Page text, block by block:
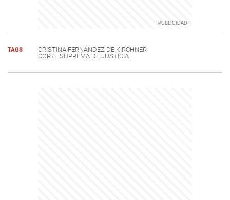
TAGS
CRISTINA FERNÁNDEZ DE KIRCHNER
CORTE SUPREMA DE JUSTICIA